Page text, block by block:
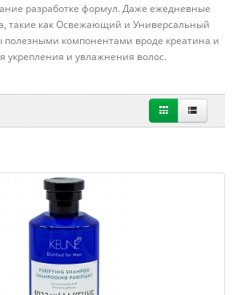
разработке формул. Даже ежедневные
такие как Освежающий и Универсальный
компонентами вроде креатина и
укрепления и увлажнения волос.